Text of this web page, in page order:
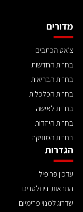
מדורים
צ'אט הכתבים
בחזית החדשות
בחזית הבריאות
בחזית הכלכלית
בחזית לאישה
בחזית היהדות
בחזית המוזיקה
הגדרות
עדכון פרופיל
התראות וניוזלטרים
שדרוג למנוי פרימיום